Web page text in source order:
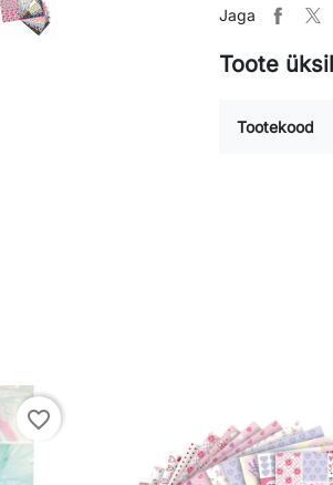
Jaga
Toote
Tootekood
favorite_border